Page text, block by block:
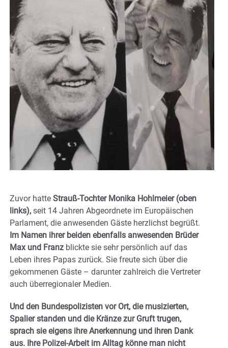
Zuvor hatte Strauß-Tochter Monika Hohlmeier (oben
links), seit 14 Jahren Abgeordnete im Europäischen
Parlament, die anwesenden Gäste herzlichst begrüßt.
Im Namen ihrer beiden ebenfalls anwesenden Brüder
Max und Franz blickte sie sehr persönlich auf das
Leben ihres Papas zurück. Sie freute sich über die
gekommenen Gäste – darunter zahlreich die Vertreter
auch überregionaler Medien.
Und den Bundespolizisten vor Ort, die musizierten,
Spalier standen und die Kränze zur Gruft trugen,
sprach sie eigens ihre Anerkennung und ihren Dank
aus. Ihre Polizei-Arbeit im Alltag könne man nicht